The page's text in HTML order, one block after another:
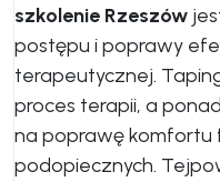
szkolenie Rzeszów
postępu i poprawy
terapeutycznej.
proces terapii, a
na poprawę komfortu
podopiecznych.